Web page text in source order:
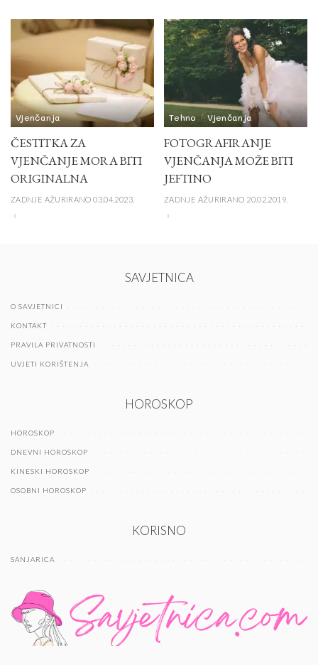
Vjenčanja
ČESTITKA ZA
VJENČANJE MORA BITI
ORIGINALNA
ZADNJE AŽURIRANO 03.04.2023.
Tehno Vjenčanja
FOTOGRAFIRANJE
VJENČANJA MOŽE BITI
JEFTINO
ZADNJE AŽURIRANO 20.02.2019.
SAVJETNICA
O SAVJETNICI
KONTAKT
PRAVILA PRIVATNOSTI
UVJETI KORIŠTENJA
HOROSKOP
HOROSKOP
DNEVNI HOROSKOP
KINESKI HOROSKOP
OSOBNI HOROSKOP
KORISNO
SANJARICA